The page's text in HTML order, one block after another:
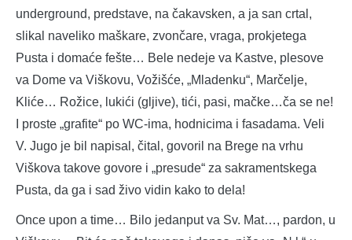
underground, predstave, na čakavsken, a ja san crtal,
slikal naveliko maškare, zvončare, vraga, prokjetega
Pusta i domaće fešte… Bele nedeje va Kastve, plesove
va Dome va Viškovu, Vožišće, „Mladenku“, Marčelje,
Kliće… Rožice, lukići (gljive), tići, pasi, mačke…ča se ne!
I proste „grafite“ po WC-ima, hodnicima i fasadama. Veli
V. Jugo je bil napisal, čital, govoril na Brege na vrhu
Viškova takove govore i „presude“ za sakramentskega
Pusta, da ga i sad živo vidin kako to dela!
Once upon a time… Bilo jedanput va Sv. Mat…, pardon, u